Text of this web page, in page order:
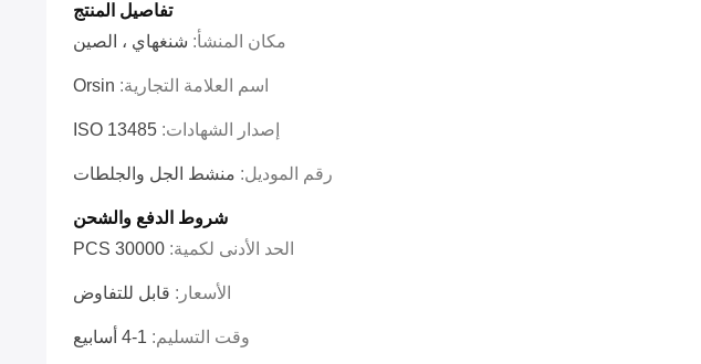
تفاصيل المنتج
مكان المنشأ: شنغهاي ، الصين
اسم العلامة التجارية: Orsin
إصدار الشهادات: ISO 13485
رقم الموديل: منشط الجل والجلطات
شروط الدفع والشحن
الحد الأدنى لكمية: 30000 PCS
الأسعار: قابل للتفاوض
وقت التسليم: 1-4 أسابيع